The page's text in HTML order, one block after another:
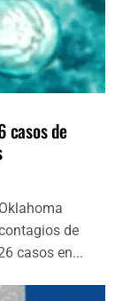
casos de
de
casos en...